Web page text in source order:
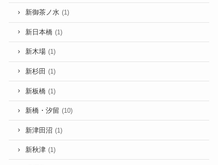
新御茶ノ水 (1)
新日本橋 (1)
新木場 (1)
新杉田 (1)
新板橋 (1)
新橋・汐留 (10)
新津田沼 (1)
新秋津 (1)